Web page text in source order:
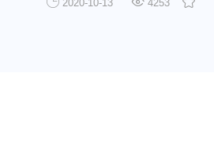
2020-10-13 4253